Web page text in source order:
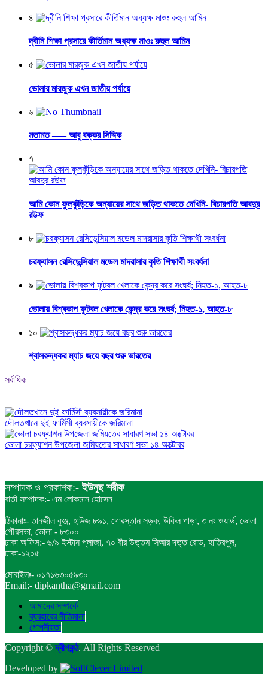
৪
দ্বীনি শিক্ষা প্রসারে কীর্তিমান অধ্যক্ষ মাওঃ রুহুল আমিন
৫
ভোলার মারজুক এখন জাতীয় পর্যায়ে
৬
মতামত —– আবু বক্কর সিদ্দিক
৭
আমি কোন ফুলকুঁড়িকে অন্যায়ের সাথে জড়িত থাকতে দেখিনি- বিচারপতি আবদুর
রউফ
৮
চরফ্যাসন রেসিডেন্সিয়াল মডেল মাদরাসার কৃতি শিক্ষার্থী সংবর্ধনা
৯
ভোলায় বিশ্বকাপ ফুটবল খেলাকে কেন্দ্র করে সংঘর্ষ; নিহত-১, আহত-৮
১০
শ্বাসরুদ্ধকর ম্যাচ জয়ে বছর শুরু ভারতের
সর্বাধিক
দৌলতখানে দুই ফার্মিসী ব্যবসায়ীকে জরিমানা
ভোলা চরফ্যাশন উপজেলা জমিয়তের সাধারণ সভা ১৪ অক্টোবর
সম্পাদক ও প্রকাশক:-ইউনুছ শরীফ
বার্তা সম্পাদক:- এম লোকমান হোসেন
ঠিকানাঃ- তানজীল কুঞ্জ, হাউজ ৮৯১, গোরস্তান সড়ক, উকিল পাড়া, ৩ নং ওয়ার্ড, ভোলা
পৌরসভা, ভোলা - ৮৩০০
ঢাকা অফিস:- ৬/৯ ইস্টান প্লাজা, ৭০ বীর উত্তম সিআর দত্ত রোড, হাতিরপুল,
ঢাকা-১২০৫
মোবাইলঃ- ০১৭১৬৩০৫৯৩০
Email:- dipkantha@gmail.com
আমাদের সম্পর্কে
ব্যবহারের নীতিমালা
গোপনীয়তা
Copyright ©দ্বীপকন্ঠ. All Rights Reserved
Developed by